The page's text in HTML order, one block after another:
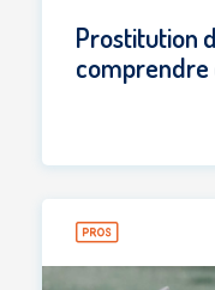
Prostitution
comprendre